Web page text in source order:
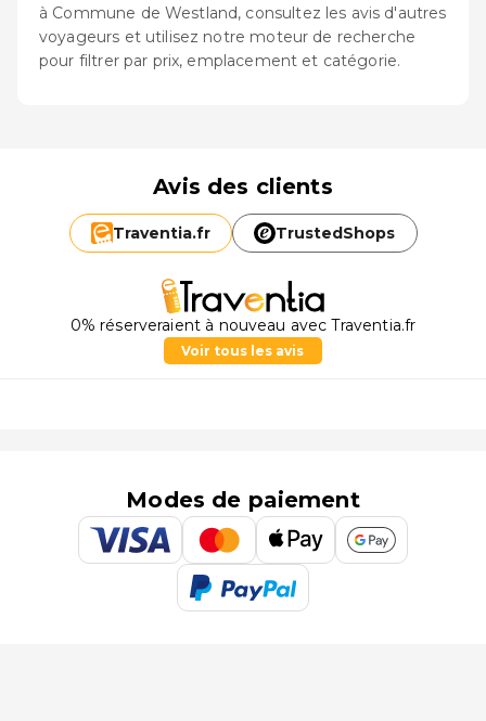
à Commune de Westland, consultez les avis d'autres
voyageurs et utilisez notre moteur de recherche
pour filtrer par prix, emplacement et catégorie.
Avis des clients
Traventia.fr TrustedShops
0% réserveraient à nouveau avec Traventia.fr
Voir tous les avis
Modes de paiement